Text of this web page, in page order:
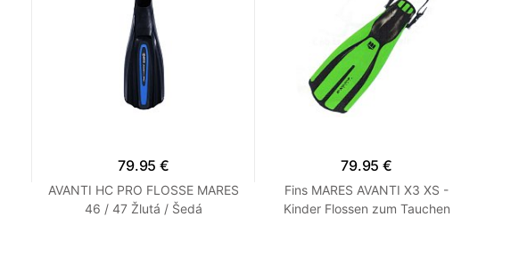
79.95 €
AVANTI HC PRO FLOSSE MARES
46 / 47 Žlutá / Šedá
79.95 €
Fins MARES AVANTI X3 XS -
Kinder Flossen zum Tauchen